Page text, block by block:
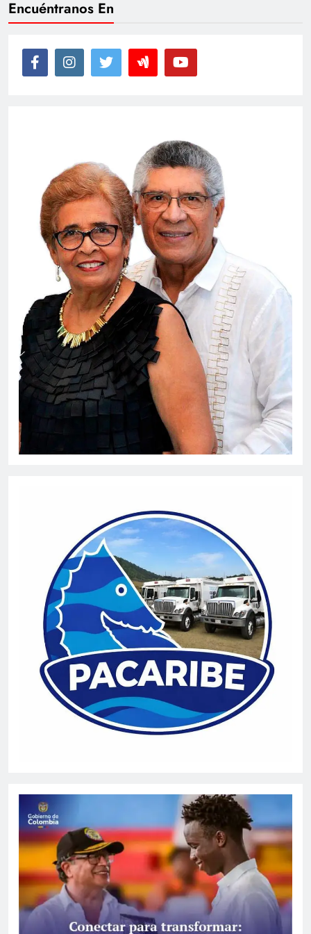
Encuéntranos En